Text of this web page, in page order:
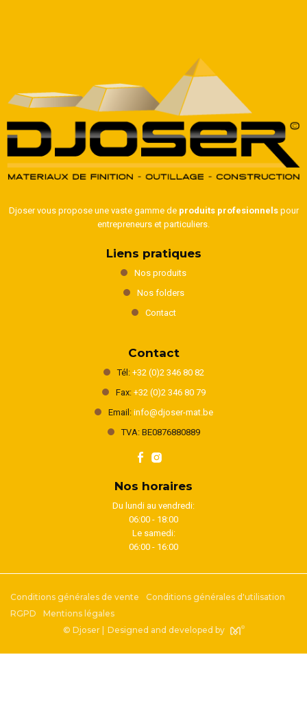
Djoser vous propose une vaste gamme de produits profesionnelspour
entrepreneurs et particuliers.
Liens pratiques
Nos produits
Nos folders
Contact
Contact
Tél: +32 (0)2 346 80 82
Fax: +32 (0)2 346 80 79
Email: info@djoser-mat.be
TVA: BE0876880889
Nos horaires
Du lundi au vendredi:
06:00 - 18:00
Le samedi:
06:00 - 16:00
Conditions générales de vente
Conditions générales d'utilisation
RGPD
Mentions légales
© Djoser |
Designed and developed by